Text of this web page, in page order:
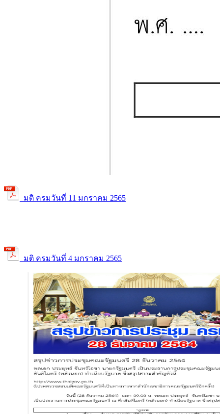
มติ ครมวันที่ 11 มกราคม 2565
มติ ครมวันที่ 4 มกราคม 2565